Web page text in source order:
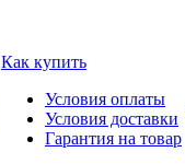
Как купить
Условия оплаты
Условия доставки
Гарантия на товар